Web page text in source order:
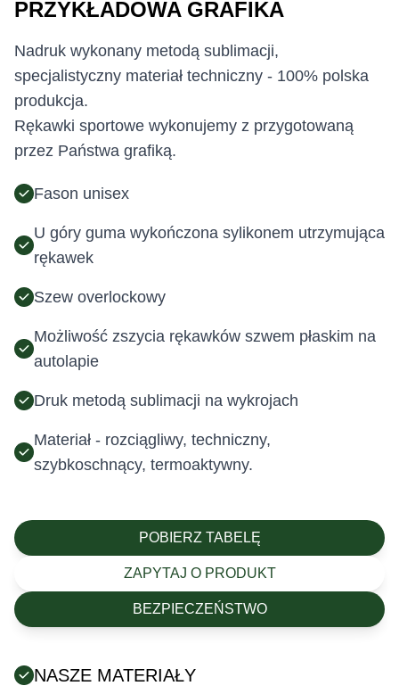
PRZYKŁADOWA GRAFIKA
Nadruk wykonany metodą sublimacji,
specjalistyczny materiał techniczny - 100% polska
produkcja.
Rękawki sportowe wykonujemy z przygotowaną
przez Państwa grafiką.
Fason unisex
U góry guma wykończona sylikonem utrzymująca
rękawek
Szew overlockowy
Możliwość zszycia rękawków szwem płaskim na
autolapie
Druk metodą sublimacji na wykrojach
Materiał - rozciągliwy, techniczny,
szybkoschnący, termoaktywny.
POBIERZ TABELĘ
ZAPYTAJ O PRODUKT
BEZPIECZEŃSTWO
NASZE MATERIAŁY